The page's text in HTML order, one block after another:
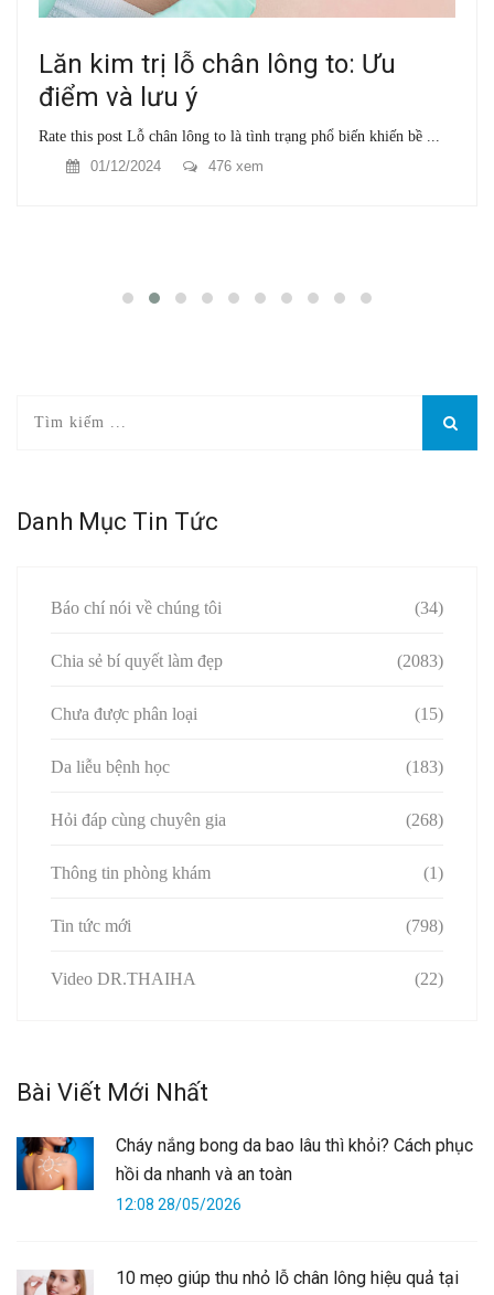
Lăn kim trị lỗ chân lông to: Ưu
điểm và lưu ý
Rate this post Lỗ chân lông to là tình trạng phổ biến khiến bề ...
01/12/2024
476 xem
Danh Mục Tin Tức
Báo chí nói về chúng tôi (34)
Chia sẻ bí quyết làm đẹp (2083)
Chưa được phân loại (15)
Da liễu bệnh học (183)
Hỏi đáp cùng chuyên gia (268)
Thông tin phòng khám (1)
Tin tức mới (798)
Video DR.THAIHA (22)
Bài Viết Mới Nhất
Cháy nắng bong da bao lâu thì khỏi? Cách phục
hồi da nhanh và an toàn
12:08 28/05/2026
10 mẹo giúp thu nhỏ lỗ chân lông hiệu quả tại